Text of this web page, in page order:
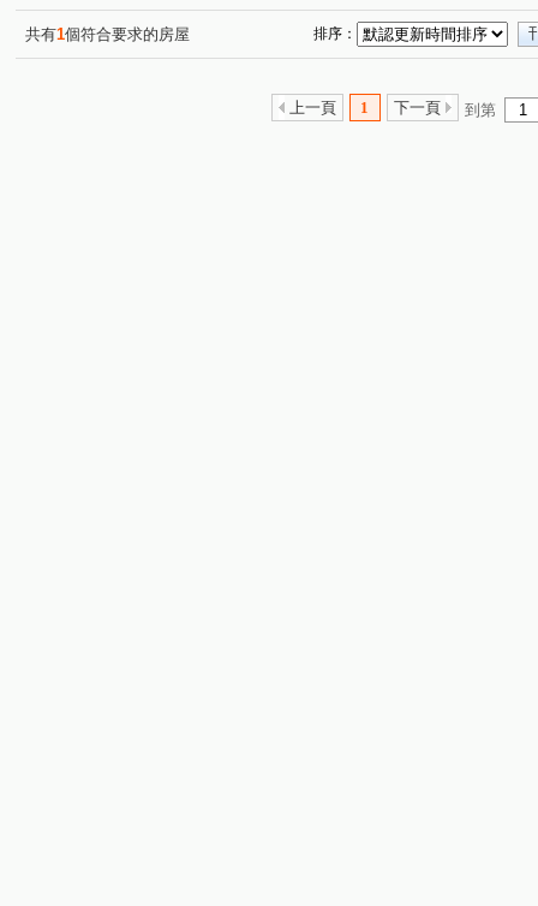
共有1個符合要求的房屋 排序：
上一頁 1 下一頁 到第